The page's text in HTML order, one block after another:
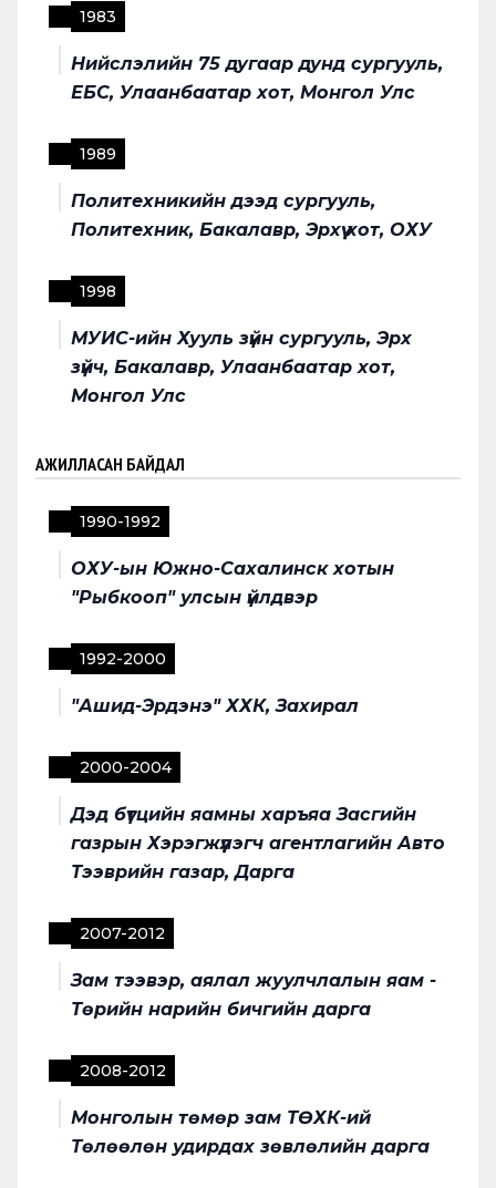
1983
Нийслэлийн 75 дугаар дунд сургууль,
ЕБС, Улаанбаатар хот, Монгол Улс
1989
Политехникийн дээд сургууль,
Политехник, Бакалавр, Эрхүү хот, ОХУ
1998
МУИС-ийн Хууль зүйн сургууль, Эрх
зүйч, Бакалавр, Улаанбаатар хот,
Монгол Улс
АЖИЛЛАСАН БАЙДАЛ
1990-1992
ОХУ-ын Южно-Сахалинск хотын
"Рыбкооп" улсын үйлдвэр
1992-2000
"Ашид-Эрдэнэ" ХХК, Захирал
2000-2004
Дэд бүтцийн яамны харъяа Засгийн
газрын Хэрэгжүүлэгч агентлагийн Авто
Тээврийн газар, Дарга
2007-2012
Зам тээвэр, аялал жуулчлалын яам -
Төрийн нарийн бичгийн дарга
2008-2012
Монголын төмөр зам ТӨХК-ий
Төлөөлөн удирдах зөвлөлийн дарга